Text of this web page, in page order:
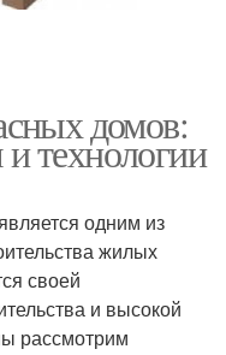
домов:
технологии
одним из
жилых
своей
и высокой
рассмотрим